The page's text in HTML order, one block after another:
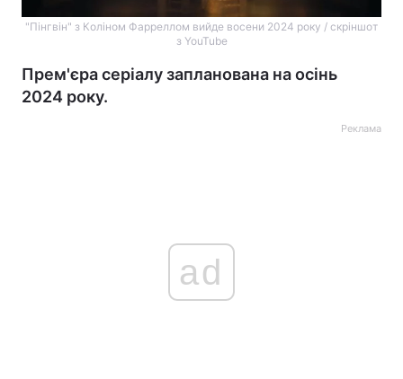
"Пінгвін" з Коліном Фарреллом вийде восени 2024 року / скріншот
з YouTube
Прем'єра серіалу запланована на осінь
2024 року.
Реклама
ad